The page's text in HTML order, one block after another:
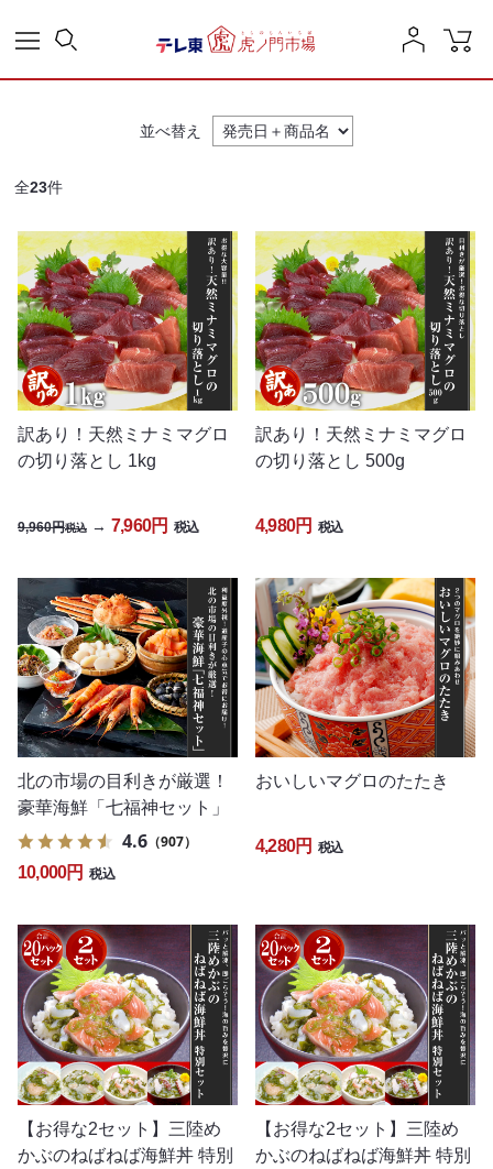
並べ替え
全23件
訳あり！天然ミナミマグロ
の切り落とし 1kg
9,960円税込 → 7,960円 税込
訳あり！天然ミナミマグロ
の切り落とし 500g
4,980円 税込
北の市場の目利きが厳選！
豪華海鮮「七福神セット」
4.6 （907）
10,000円
税込
おいしいマグロのたたき
4,280円 税込
【お得な2セット】三陸め
かぶのねばねば海鮮丼 特別
【お得な2セット】三陸め
かぶのねばねば海鮮丼 特別